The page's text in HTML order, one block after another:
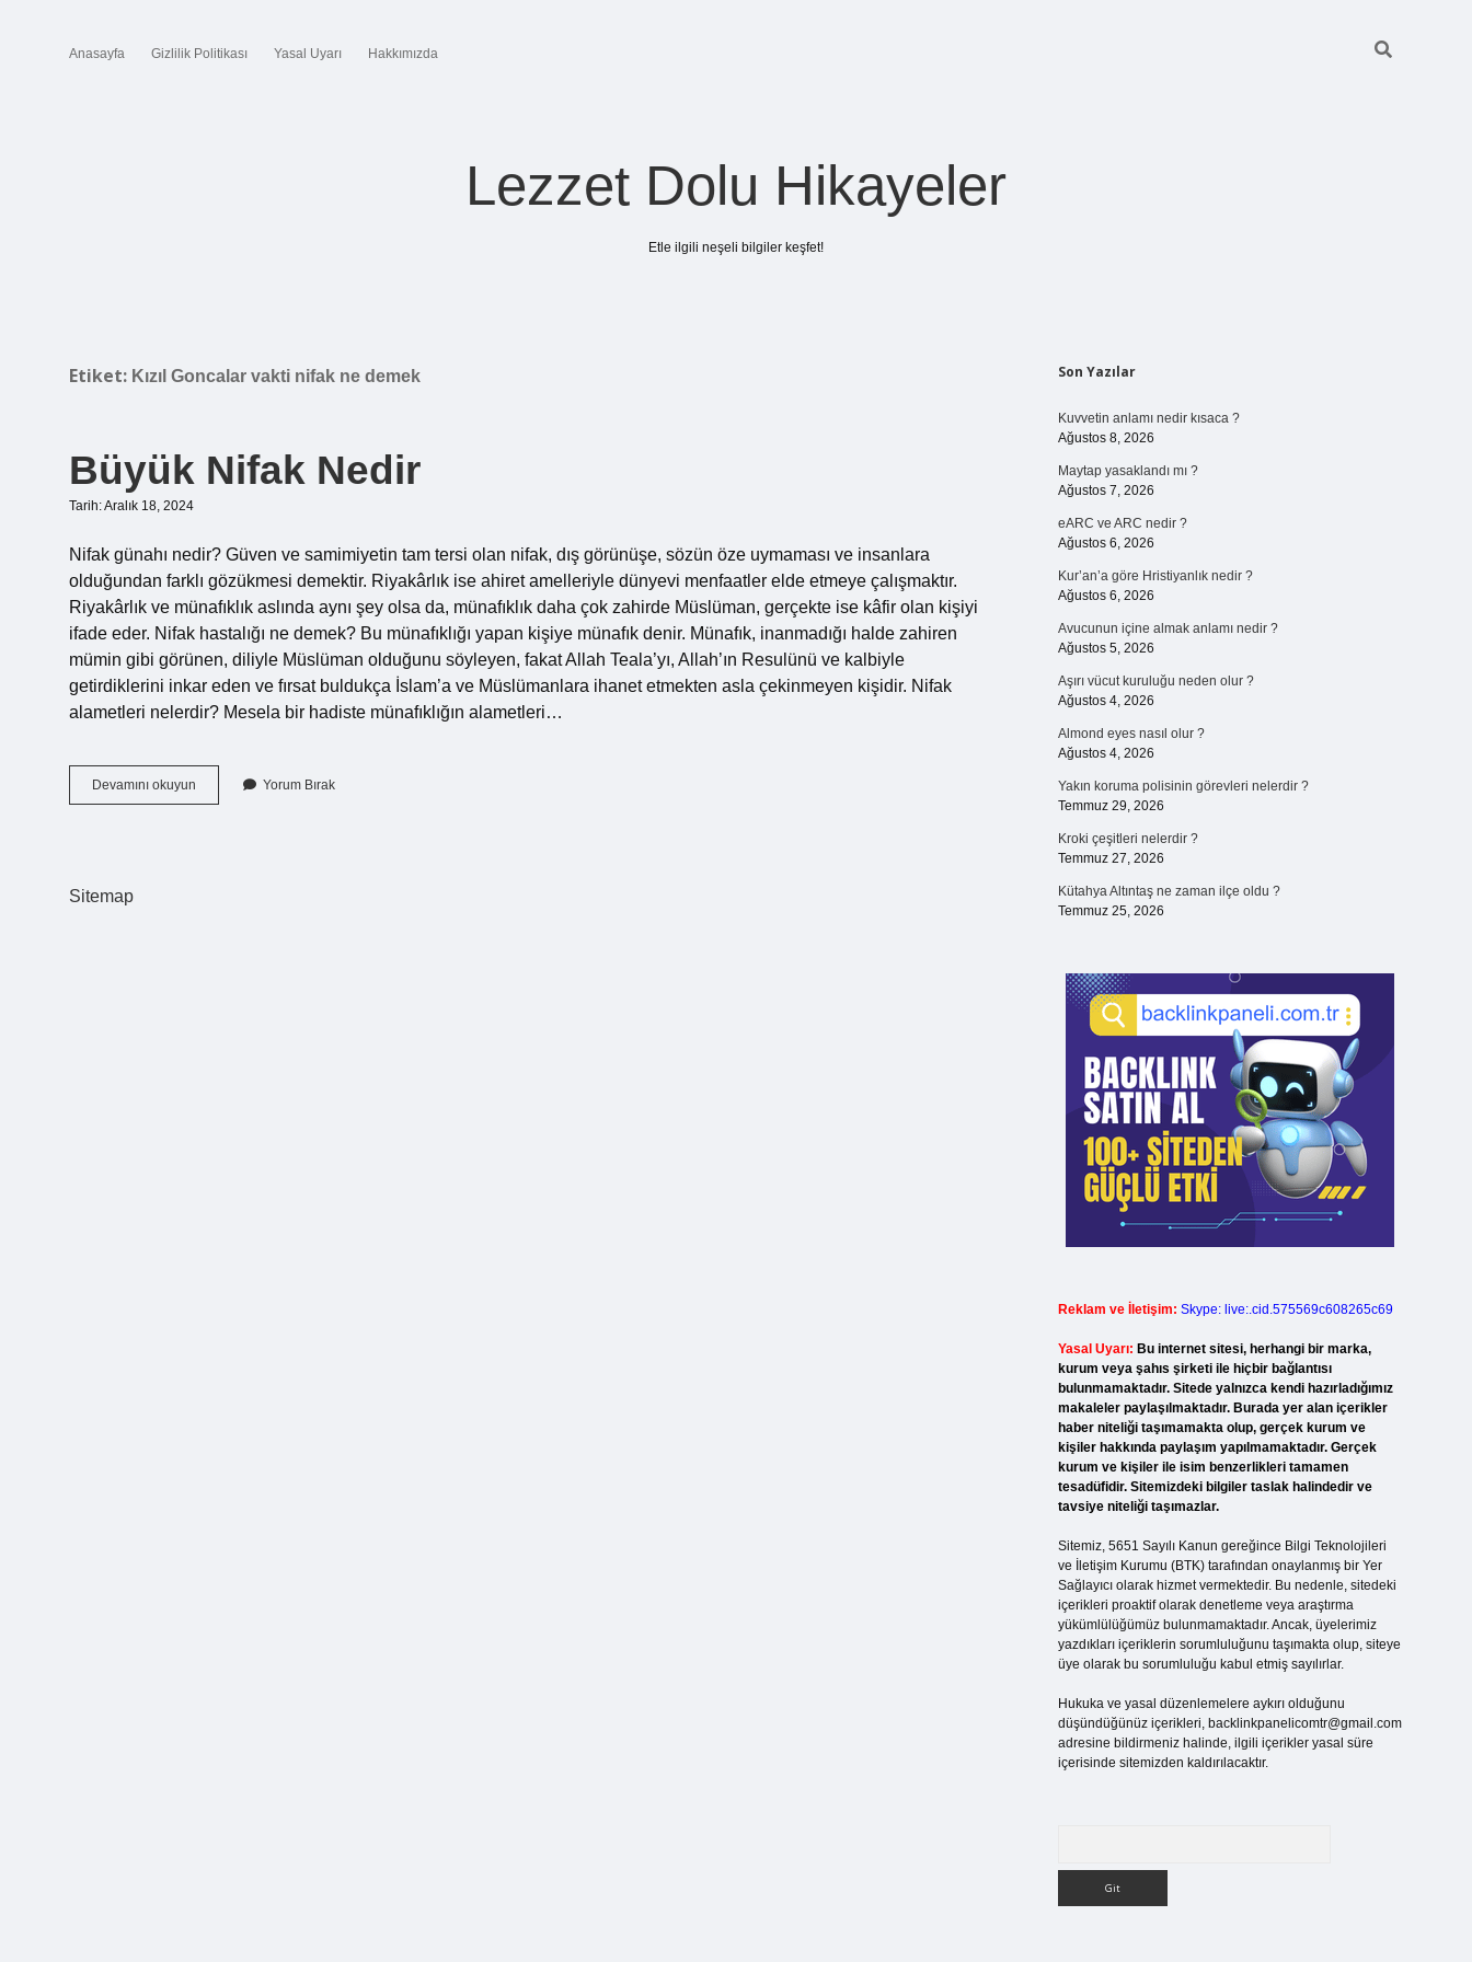
Anasayfa Gizlilik Politikası Yasal Uyarı Hakkımızda
Lezzet Dolu Hikayeler
Etle ilgili neşeli bilgiler keşfet!
Etiket: Kızıl Goncalar vakti nifak ne demek
Büyük Nifak Nedir
Tarih: Aralık 18, 2024
Nifak günahı nedir? Güven ve samimiyetin tam tersi olan nifak, dış görünüşe, sözün öze uymaması ve insanlara
olduğundan farklı gözükmesi demektir. Riyakârlık ise ahiret amelleriyle dünyevi menfaatler elde etmeye çalışmaktır.
Riyakârlık ve münafıklık aslında aynı şey olsa da, münafıklık daha çok zahirde Müslüman, gerçekte ise kâfir olan kişiyi
ifade eder. Nifak hastalığı ne demek? Bu münafıklığı yapan kişiye münafık denir. Münafık, inanmadığı halde zahiren
mümin gibi görünen, diliyle Müslüman olduğunu söyleyen, fakat Allah Teala’yı, Allah’ın Resulünü ve kalbiyle
getirdiklerini inkar eden ve fırsat buldukça İslam’a ve Müslümanlara ihanet etmekten asla çekinmeyen kişidir. Nifak
alametleri nelerdir? Mesela bir hadiste münafıklığın alametleri…
Devamını okuyun
Nifak
Yorum Bırak
Sitemap
Sidebar
Son Yazılar
Kuvvetin anlamı nedir kısaca ?
Ağustos 8, 2026
Maytap yasaklandı mı ?
Ağustos 7, 2026
eARC ve ARC nedir ?
Ağustos 6, 2026
Kur’an’a göre Hristiyanlık nedir ?
Ağustos 6, 2026
Avucunun içine almak anlamı nedir ?
Ağustos 5, 2026
Aşırı vücut kuruluğu neden olur ?
Ağustos 4, 2026
Almond eyes nasıl olur ?
Ağustos 4, 2026
Yakın koruma polisinin görevleri nelerdir ?
Temmuz 29, 2026
Kroki çeşitleri nelerdir ?
Temmuz 27, 2026
Kütahya Altıntaş ne zaman ilçe oldu ?
Temmuz 25, 2026
Reklam ve İletişim: Skype: live:.cid.575569c608265c69
Yasal Uyarı: Bu internet sitesi, herhangi bir marka,
kurum veya şahıs şirketi ile hiçbir bağlantısı
bulunmamaktadır. Sitede yalnızca kendi hazırladığımız
makaleler paylaşılmaktadır. Burada yer alan içerikler
haber niteliği taşımamakta olup, gerçek kurum ve
kişiler hakkında paylaşım yapılmamaktadır. Gerçek
kurum ve kişiler ile isim benzerlikleri tamamen
tesadüfidir. Sitemizdeki bilgiler taslak halindedir ve
tavsiye niteliği taşımazlar.
Sitemiz, 5651 Sayılı Kanun gereğince Bilgi Teknolojileri
ve İletişim Kurumu (BTK) tarafından onaylanmış bir Yer
Sağlayıcı olarak hizmet vermektedir. Bu nedenle, sitedeki
içerikleri proaktif olarak denetleme veya araştırma
yükümlülüğümüz bulunmamaktadır. Ancak, üyelerimiz
yazdıkları içeriklerin sorumluluğunu taşımakta olup, siteye
üye olarak bu sorumluluğu kabul etmiş sayılırlar.
Hukuka ve yasal düzenlemelere aykırı olduğunu
düşündüğünüz içerikleri, backlinkpanelicomtr@gmail.com
adresine bildirmeniz halinde, ilgili içerikler yasal süre
içerisinde sitemizden kaldırılacaktır.